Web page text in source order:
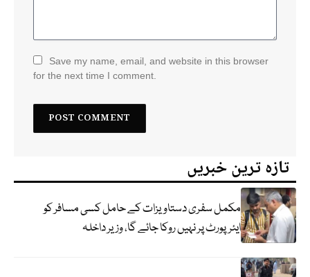
Save my name, email, and website in this browser
for the next time I comment.
تازہ ترین خبریں
مکمل سفری دستاویزات کے حامل کسی مسافر کو
ایئرپورٹ پر نہیں روکا جائے گا، وزیر داخلہ